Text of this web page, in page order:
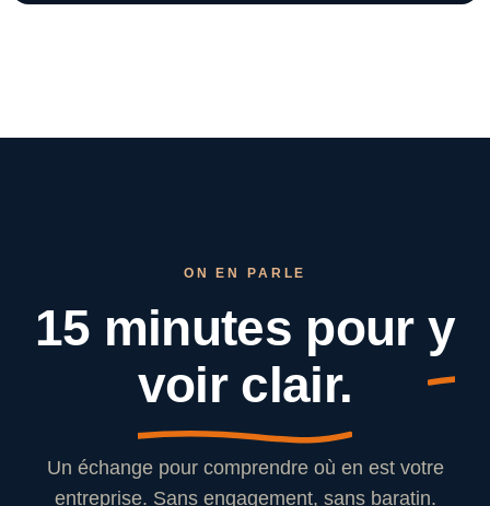
ON EN PARLE
15 minutes pour y
voir clair.
Un échange pour comprendre où en est votre
entreprise. Sans engagement, sans baratin.